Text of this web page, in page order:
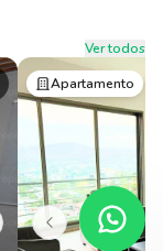
Ver todos
Apartamento